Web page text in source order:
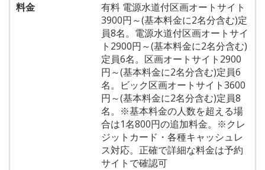
料金
有料 電源水道付区画オートサイト
3900円～(基本料金に2名分含む)定
員8名。電源水道付区画オートサイ
ト2900円～(基本料金に2名分含む)
定員6名。区画オートサイト2900
円～(基本料金に2名分含む)定員6
名。ビック区画オートサイト3600
円～(基本料金に2名分含む)定員8
名。※基本料金の人数を超える場
合は1名800円の追加料金。※クレ
ジットカード・各種キャッシュレ
ス対応。正確で詳細な料金は予約
サイトで確認可